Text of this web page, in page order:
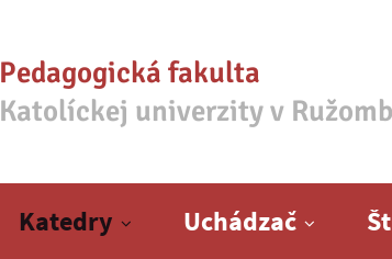
Pedagogická fakulta
Katolíckej univerzity v
Katedry Uchádzač